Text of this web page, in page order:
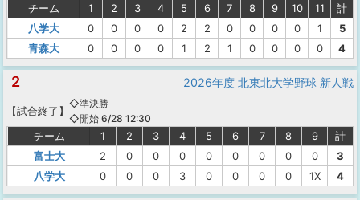
チーム 1 2 3 4 5 6 7 8 9 10 11
計
八学大
0 0 0 0 2 2 0 0 0 0 1
5
青森大
0 0 0 0 1 2 1 0 0 0 0 4
2 2026年度 北東北大学野球 新人戦
【試合終了 】
◇準決勝
◇開始 6/28 12:30
チーム 1 2 3 4 5 6 7 8 9
計
富士大
2 0 0 0 0 0 0 0 0
3
八学大
0 0 0 3 0 0 0 0 1X 4